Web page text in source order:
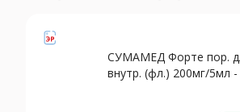
СУМАМЕД Форте пор. д/
внутр. (фл.) 200мг/5мл